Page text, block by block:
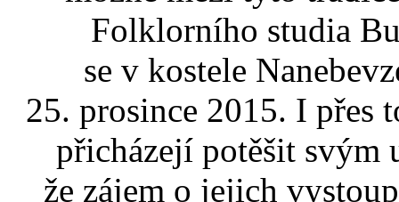
Folklorního studia
se v kostele
25. prosince 2015. I přes
přicházejí potěšit svým
že zájem o jejich